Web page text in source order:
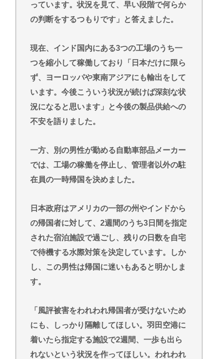
っています。状況を見て、早い段階で何らか
の判断をするつもりです」と答えました。
現在、インド国内にある3つの工場のうち一
つを縮小して稼働しており「日本だけに限ら
ず、ヨーロッパや東南アジアにも輸出をして
います。今後こういう状況が続けば深刻な状
況になると思います」と今後の製品供給への
不安を語りました。
一方、別の男性が勤める自動車部品メーカー
では、工場の稼働を停止し、管理者以外の駐
在員の一時帰国を決めました。
日本政府はアメリカの一部の州やインドから
の帰国者に対して、2週間のうち3日間を指定
された宿泊施設で過ごし、残りの日数を自宅
で待機する水際対策を決定しています。しか
し、この男性は帰国に迷いもあると明かしま
す。
「風評被害をわれわれ帰国者が受けないため
にも、しっかり隔離してほしい。羽田空港に
着いたら指定する施設で2週間、一歩も出ら
れないという状況を作ってほしい。われわれ